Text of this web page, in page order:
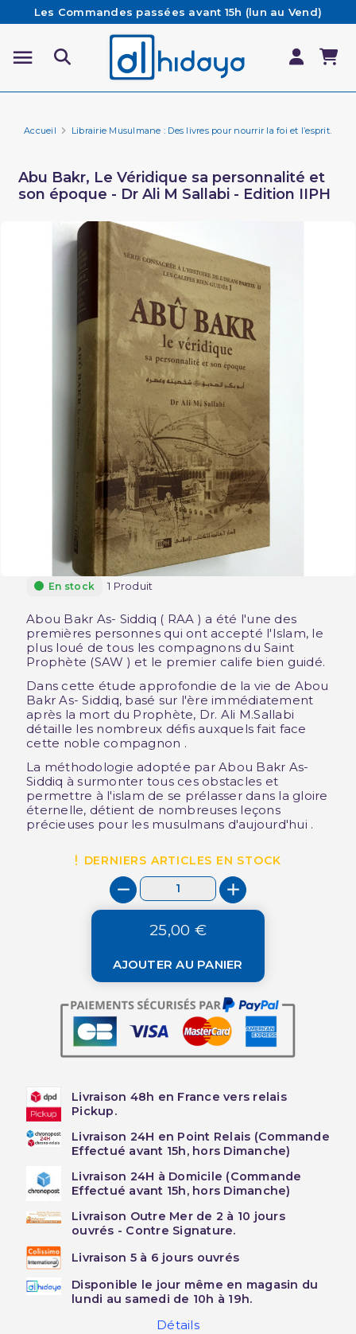
Les Commandes passées avant 15h (lun au Vend)
sont préparées et expédiées le jour même
Besoin d'aide ? Retrouvez notre FAQ
Livraison offerte à partir de 65€ d'achat*
Accueil Librairie Musulmane : Des livres pour nourrir la foi et l’esprit.
Abu Bakr, Le Véridique sa personnalité et
son époque - Dr Ali M Sallabi - Edition IIPH
En stock 1 Produit
Abou Bakr As- Siddiq ( RAA ) a été l'une des
premières personnes qui ont accepté l'Islam, le
plus loué de tous les compagnons du Saint
Prophète (SAW ) et le premier calife bien guidé.
Dans cette étude approfondie de la vie de Abou
Bakr As- Siddiq, basé sur l'ère immédiatement
après la mort du Prophète, Dr. Ali M.Sallabi
détaille les nombreux défis auxquels fait face
cette noble compagnon .
La méthodologie adoptée par Abou Bakr As-
Siddiq à surmonter tous ces obstacles et
permettre à l'islam de se prélasser dans la gloire
éternelle, détient de nombreuses leçons
précieuses pour les musulmans d'aujourd'hui .
DERNIERS ARTICLES EN STOCK
25,00 €
AJOUTER AU PANIER
Livraison 48h en France vers relais
Pickup.
Livraison 24H en Point Relais (Commande
Effectué avant 15h, hors Dimanche)
Livraison 24H à Domicile (Commande
Effectué avant 15h, hors Dimanche)
Livraison Outre Mer de 2 à 10 jours
ouvrés - Contre Signature.
Livraison 5 à 6 jours ouvrés
Disponible le jour même en magasin du
lundi au samedi de 10h à 19h.
Détails